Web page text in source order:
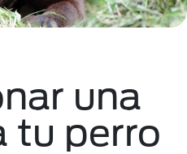
una
tu perro